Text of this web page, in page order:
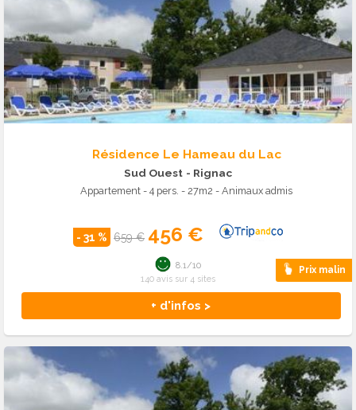
Résidence Le Hameau du Lac
Sud Ouest - Rignac
Appartement - 4 pers. - 27m2 - Animaux admis
- 31 % 659 € 456 €
Prix malin
+ d'infos >
8.1/10
140 avis sur 4 sites